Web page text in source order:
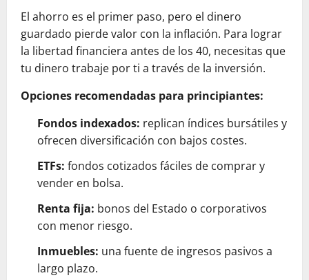
El ahorro es el primer paso, pero el dinero
guardado pierde valor con la inflación. Para lograr
la libertad financiera antes de los 40, necesitas que
tu dinero trabaje por ti a través de la inversión.
Opciones recomendadas para principiantes:
Fondos indexados: replican índices bursátiles y
ofrecen diversificación con bajos costes.
ETFs: fondos cotizados fáciles de comprar y
vender en bolsa.
Renta fija: bonos del Estado o corporativos
con menor riesgo.
Inmuebles: una fuente de ingresos pasivos a
largo plazo.